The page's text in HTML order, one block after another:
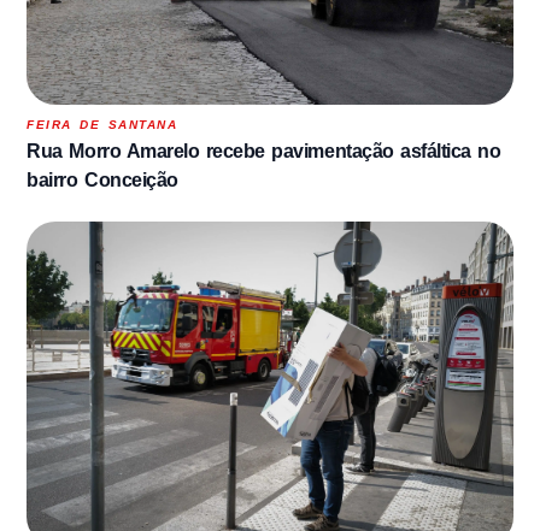
FEIRA DE SANTANA
Rua Morro Amarelo recebe pavimentação asfáltica no
bairro Conceição